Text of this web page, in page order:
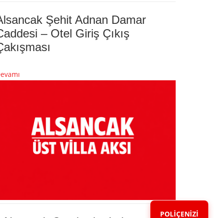
Şehit Adnan Damar
– Otel Giriş Çıkış
POLİÇENİZİ